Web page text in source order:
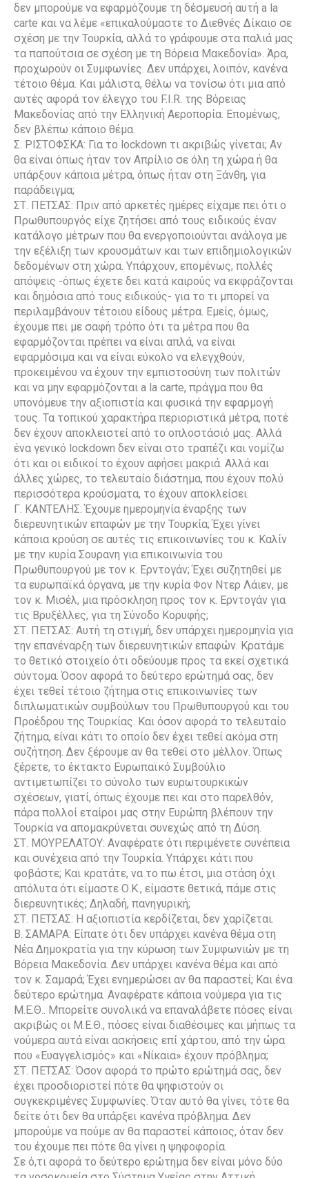
δεν μπορούμε να εφαρμόζουμε τη δέσμευσή αυτή a la
carte και να λέμε «επικαλούμαστε το Διεθνές Δίκαιο σε
σχέση με την Τουρκία, αλλά το γράφουμε στα παλιά μας
τα παπούτσια σε σχέση με τη Βόρεια Μακεδονία». Άρα,
προχωρούν οι Συμφωνίες. Δεν υπάρχει, λοιπόν, κανένα
τέτοιο θέμα. Και μάλιστα, θέλω να τονίσω ότι μια από
αυτές αφορά τον έλεγχο του F.I.R. της Βόρειας
Μακεδονίας από την Ελληνική Αεροπορία. Επομένως,
δεν βλέπω κάποιο θέμα.
Σ. ΡΙΣΤΟΦΣΚΑ: Για το lockdown τι ακριβώς γίνεται; Αν
θα είναι όπως ήταν τον Απρίλιο σε όλη τη χώρα ή θα
υπάρξουν κάποια μέτρα, όπως ήταν στη Ξάνθη, για
παράδειγμα;
ΣΤ. ΠΕΤΣΑΣ: Πριν από αρκετές ημέρες είχαμε πει ότι ο
Πρωθυπουργός είχε ζητήσει από τους ειδικούς έναν
κατάλογο μέτρων που θα ενεργοποιούνται ανάλογα με
την εξέλιξη των κρουσμάτων και των επιδημιολογικών
δεδομένων στη χώρα. Υπάρχουν, επομένως, πολλές
απόψεις -όπως έχετε δει κατά καιρούς να εκφράζονται
και δημόσια από τους ειδικούς- για το τι μπορεί να
περιλαμβάνουν τέτοιου είδους μέτρα. Εμείς, όμως,
έχουμε πει με σαφή τρόπο ότι τα μέτρα που θα
εφαρμόζονται πρέπει να είναι απλά, να είναι
εφαρμόσιμα και να είναι εύκολο να ελεγχθούν,
προκειμένου να έχουν την εμπιστοσύνη των πολιτών
και να μην εφαρμόζονται a la carte, πράγμα που θα
υπονόμευε την αξιοπιστία και φυσικά την εφαρμογή
τους. Τα τοπικού χαρακτήρα περιοριστικά μέτρα, ποτέ
δεν έχουν αποκλειστεί από το οπλοστάσιό μας. Αλλά
ένα γενικό lockdown δεν είναι στο τραπέζι και νομίζω
ότι και οι ειδικοί το έχουν αφήσει μακριά. Αλλά και
άλλες χώρες, το τελευταίο διάστημα, που έχουν πολύ
περισσότερα κρούσματα, το έχουν αποκλείσει.
Γ. ΚΑΝΤΕΛΗΣ: Έχουμε ημερομηνία έναρξης των
διερευνητικών επαφών με την Τουρκία; Έχει γίνει
κάποια κρούση σε αυτές τις επικοινωνίες του κ. Καλίν
με την κυρία Σουρανη για επικοινωνία του
Πρωθυπουργού με τον κ. Ερντογάν; Έχει συζητηθεί με
τα ευρωπαϊκά όργανα, με την κυρία Φον Ντερ Λάιεν, με
τον κ. Μισέλ, μια πρόσκληση προς τον κ. Ερντογάν για
τις Βρυξέλλες, για τη Σύνοδο Κορυφής;
ΣΤ. ΠΕΤΣΑΣ: Αυτή τη στιγμή, δεν υπάρχει ημερομηνία για
την επανέναρξη των διερευνητικών επαφών. Κρατάμε
το θετικό στοιχείο ότι οδεύουμε προς τα εκεί σχετικά
σύντομα. Όσον αφορά το δεύτερο ερώτημά σας, δεν
έχει τεθεί τέτοιο ζήτημα στις επικοινωνίες των
διπλωματικών συμβούλων του Πρωθυπουργού και του
Προέδρου της Τουρκίας. Και όσον αφορά το τελευταίο
ζήτημα, είναι κάτι το οποίο δεν έχει τεθεί ακόμα στη
συζήτηση. Δεν ξέρουμε αν θα τεθεί στο μέλλον. Όπως
ξέρετε, το έκτακτο Ευρωπαϊκό Συμβούλιο
αντιμετωπίζει το σύνολο των ευρωτουρκικών
σχέσεων, γιατί, όπως έχουμε πει και στο παρελθόν,
πάρα πολλοί εταίροι μας στην Ευρώπη βλέπουν την
Τουρκία να απομακρύνεται συνεχώς από τη Δύση.
ΣΤ. ΜΟΥΡΕΛΑΤΟΥ: Αναφέρατε ότι περιμένετε συνέπεια
και συνέχεια από την Τουρκία. Υπάρχει κάτι που
φοβάστε; Και κρατάτε, να το πω έτσι, μια στάση όχι
απόλυτα ότι είμαστε Ο.Κ., είμαστε θετικά, πάμε στις
διερευνητικές; Δηλαδή, πανηγυρική;
ΣΤ. ΠΕΤΣΑΣ: Η αξιοπιστία κερδίζεται, δεν χαρίζεται.
Β. ΣΑΜΑΡΑ: Είπατε ότι δεν υπάρχει κανένα θέμα στη
Νέα Δημοκρατία για την κύρωση των Συμφωνιών με τη
Βόρεια Μακεδονία. Δεν υπάρχει κανένα θέμα και από
τον κ. Σαμαρά; Έχει ενημερώσει αν θα παραστεί; Και ένα
δεύτερο ερώτημα. Αναφέρατε κάποια νούμερα για τις
Μ.Ε.Θ.. Μπορείτε συνολικά να επαναλάβετε πόσες είναι
ακριβώς οι Μ.Ε.Θ., πόσες είναι διαθέσιμες και μήπως τα
νούμερα αυτά είναι ασκήσεις επί χάρτου, από την ώρα
που «Ευαγγελισμός» και «Νίκαια» έχουν πρόβλημα;
ΣΤ. ΠΕΤΣΑΣ: Όσον αφορά το πρώτο ερώτημά σας, δεν
έχει προσδιοριστεί πότε θα ψηφιστούν οι
συγκεκριμένες Συμφωνίες. Όταν αυτό θα γίνει, τότε θα
δείτε ότι δεν θα υπάρξει κανένα πρόβλημα. Δεν
μπορούμε να πούμε αν θα παραστεί κάποιος, όταν δεν
του έχουμε πει πότε θα γίνει η ψηφοφορία.
Σε ό,τι αφορά το δεύτερο ερώτημα δεν είναι μόνο δύο